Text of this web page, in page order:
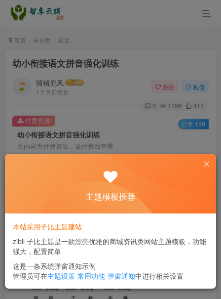
首页 未分类 正文
幼小衔接语文拼音强化训练
骑猪兜风
1个月前更新
关注 私信
0 1156 411
幼小衔接语文拼音强化训练
此内容为付费资源，请付费后查看
3.5
您当前未登录！建议登陆后购买，可保存购买订单
付费资源 已售 199
主题模板推荐
本站采用子比主题建站
zibll 子比主题是一款漂亮优雅的商城资讯类网站主题模板，功能
强大，配置简单
这是一条系统弹窗通知示例
管理员可在主题设置-常用功能-弹窗通知中进行相关设置